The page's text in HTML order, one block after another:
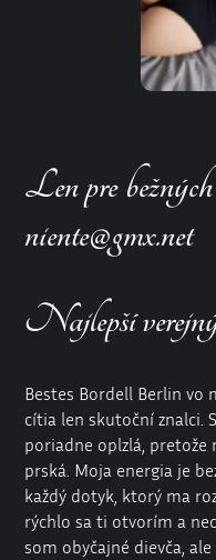
Len pre
niente@gmx.net
Najlepší
Bestes Bordell Berlin vo
cítia len skutoční znalci.
poriadne oplzlá,
prská. Moja energia je
každý dotyk, ktorý ma
rýchlo sa ti otvorím a
som obyčajné dievča,